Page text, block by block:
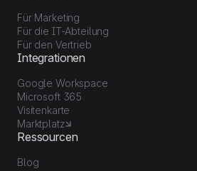
Für Marketing
Für die IT-Abteilung
Für den Vertrieb
Integrationen
Google Workspace
Microsoft 365
Visitenkarte
Marktplatz
Ressourcen
Blog